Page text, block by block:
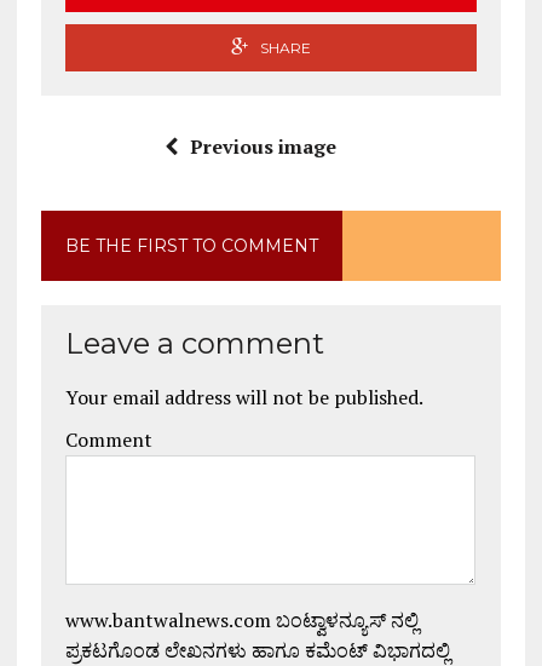
SHARE
Previous image
BE THE FIRST TO COMMENT
Leave a comment
Your email address will not be published.
Comment
www.bantwalnews.com ಬಂಟ್ವಾಳನ್ಯೂಸ್ ನಲ್ಲಿ
ಪ್ರಕಟಗೊಂಡ ಲೇಖನಗಳು ಹಾಗೂ ಕಮೆಂಟ್ ವಿಭಾಗದಲ್ಲಿ